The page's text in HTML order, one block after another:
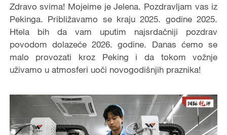
Video
Zdravo svima! Mojeime je Jelena. Pozdravljam vas iz
Pekinga. Približavamo se kraju 2025. godine 2025.
Htela bih da vam uputim najsrdačniji pozdrav
povodom dolazeće 2026. godine. Danas ćemo se
malo provozati kroz Peking i da tokom vožnje
uživamo u atmosferi uoči novogodišnjih praznika!